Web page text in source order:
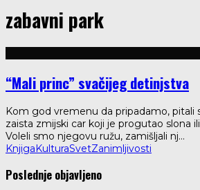
zabavni park
“Mali princ” svačijeg detinjstva
Kom god vremenu da pripadamo, pitali
zaista zmijski car koji je progutao slona
Voleli smo njegovu ružu, zamišljali nj...
KnjigaKulturaSvetZanimljivosti
Poslednje objavljeno